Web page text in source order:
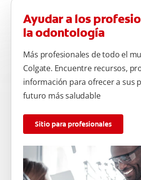
Ayudar a los
la odontología
Más profesionales de todo el
Colgate. Encuentre recursos,
información para ofrecer a sus
futuro más saludable
Sitio para profesionales